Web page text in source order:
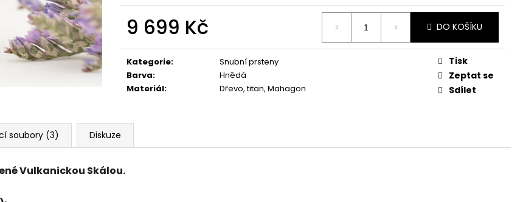
9 699 Kč
cena:
DO KOŠÍKU
Kategorie:
Snubní prsteny
Barva:
Hnědá
Materiál: Dřevo, titan, Mahagon
Tisk
Zeptat se
Sdílet
soubory (3) Diskuze
Vulkanickou Skálou.